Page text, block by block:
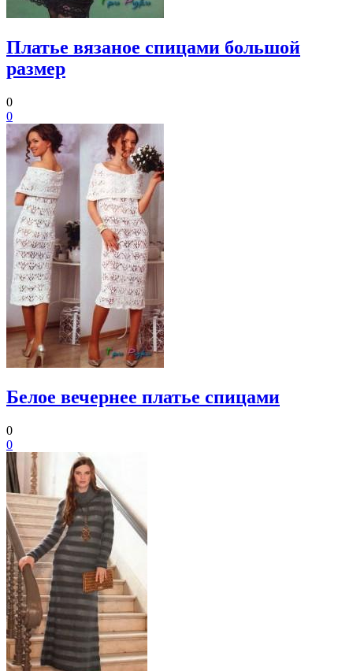
Платье вязаное спицами большой
размер
0
0
Белое вечернее платье спицами
0
0